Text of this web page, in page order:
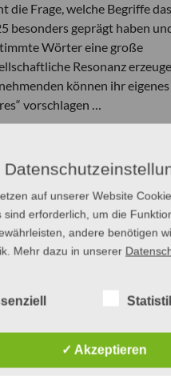
die Frage, welche Begriffe
besonders geprägt haben
Wörter eine große
Resonanz
können ihr
vorschlagen …
Fremde des
Germanist bietet zuerst einen
auf unserer Website
sind erforderlich, um die
andere benötigen
Mehr dazu in unserer
✓ Akzeptieren